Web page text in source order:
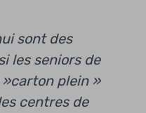
sont des
les seniors de
carton plein »
centres de